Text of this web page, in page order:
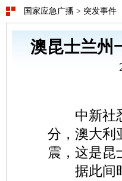
国家应急广播 > 突发事件
澳昆士兰州
中新社悉
分，澳大利
震，这是昆
据此间时